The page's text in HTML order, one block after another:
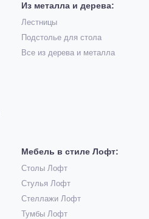
Из металла и дерева:
Лестницы
Подстолье для стола
Все из дерева и металла
Мебель в стиле Лофт:
Столы Лофт
Стулья Лофт
Стеллажи Лофт
Тумбы Лофт